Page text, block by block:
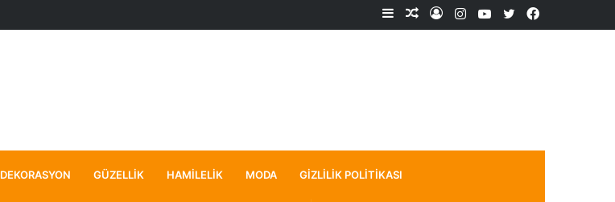
Facebook
X
YouTube
Instagram
Kayıt
Rastgele
Kenar
DEKORASYON GÜZELLIK HAMILELIK MODA GIZLILIK POLITIKASI